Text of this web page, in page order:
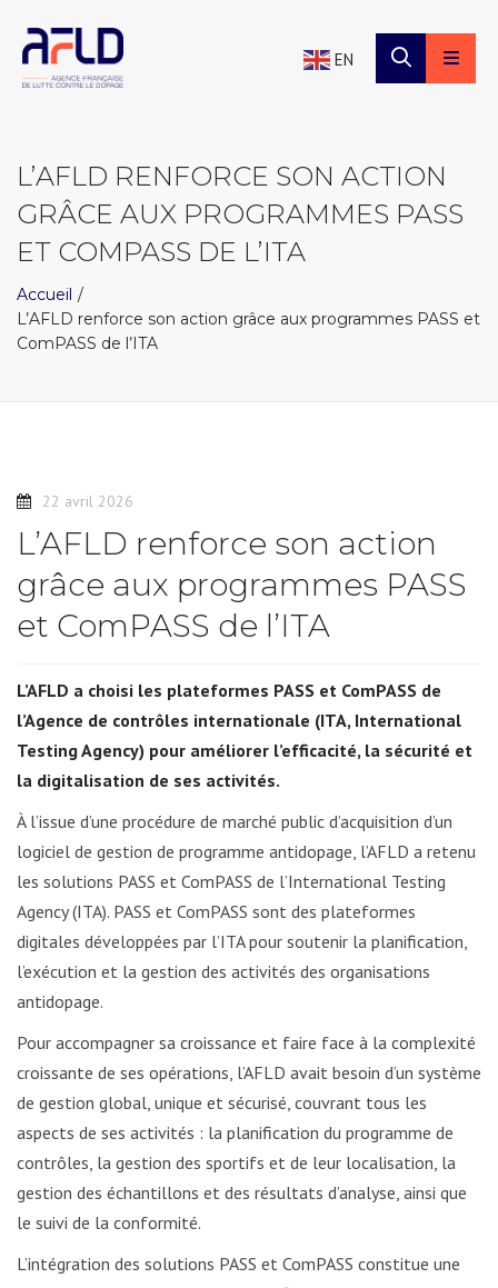
EN
L’AFLD RENFORCE SON ACTION
GRÂCE AUX PROGRAMMES PASS
ET COMPASS DE L’ITA
Accueil
L’AFLD renforce son action grâce aux programmes PASS et
ComPASS de l’ITA
22 avril 2026
L’AFLD renforce son action
grâce aux programmes PASS
et ComPASS de l’ITA
L’AFLD a choisi les plateformes PASS et ComPASS de
l’Agence de contrôles internationale (ITA, International
Testing Agency) pour améliorer l’efficacité, la sécurité et
la digitalisation de ses activités.
À l’issue d’une procédure de marché public d’acquisition d’un
logiciel de gestion de programme antidopage, l’AFLD a retenu
les solutions PASS et ComPASS de l’International Testing
Agency (ITA). PASS et ComPASS sont des plateformes
digitales développées par l’ITA pour soutenir la planification,
l’exécution et la gestion des activités des organisations
antidopage.
Pour accompagner sa croissance et faire face à la complexité
croissante de ses opérations, l’AFLD avait besoin d’un système
de gestion global, unique et sécurisé, couvrant tous les
aspects de ses activités : la planification du programme de
contrôles, la gestion des sportifs et de leur localisation, la
gestion des échantillons et des résultats d’analyse, ainsi que
le suivi de la conformité.
L’intégration des solutions PASS et ComPASS constitue une